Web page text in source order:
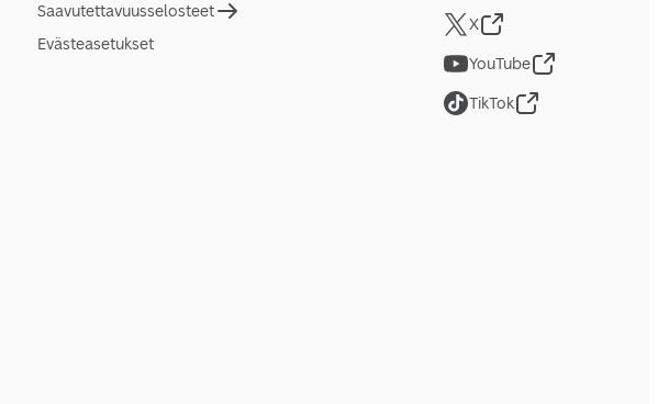
Saavutettavuusselosteet
Evästeasetukset
X
YouTube
TikTok